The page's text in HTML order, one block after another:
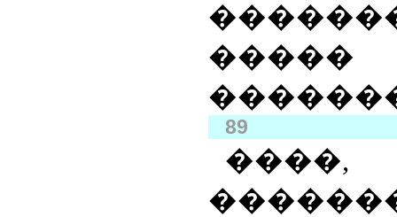
�����
89
��